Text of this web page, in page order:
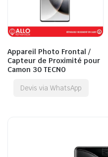
Appareil Photo Frontal /
Capteur de Proximité pour
Camon 30 TECNO
Devis via WhatsApp